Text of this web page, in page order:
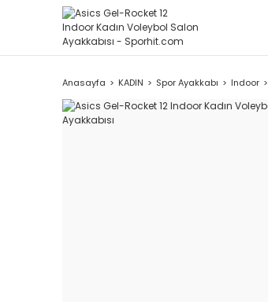
Anasayfa KADIN Spor Ayakkabı Indoor